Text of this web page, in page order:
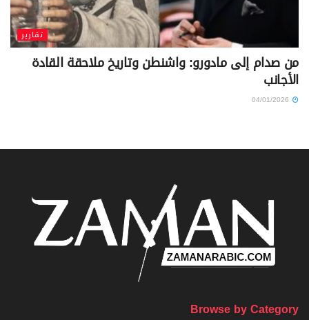
تقارير
من صدام إلى مادورو: واشنطن وتاريخ ملاحقة القادة
الأجانب
الشرق الأوسط
المخابرات التركية تكشف خطة
لورانس العرب لإفشال استقلال
مصر وفلسطين عام 1929
06/01/2026